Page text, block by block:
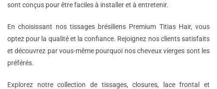
sont conçus pour être faciles à installer et à entretenir.
En choisissant nos tissages brésiliens Premium Titias Hair, vous
optez pour la qualité et la confiance. Rejoignez nos clients satisfaits
et découvrez par vous-même pourquoi nos cheveux vierges sont les
préférés.
Explorez notre collection de tissages, closures, lace frontal et